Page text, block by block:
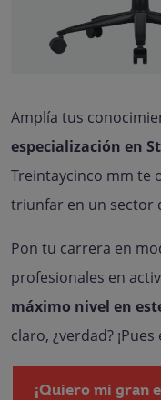
Amplía tus
especialización en
Treintaycinco mm te
triunfar en un sector
Pon tu carrera en
profesionales en
máximo nivel en
claro, ¿verdad?
¡Quiero mi gran